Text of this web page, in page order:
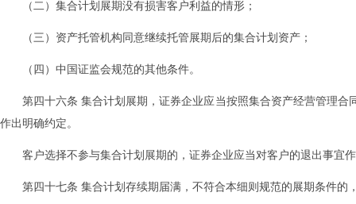
（二）集合计划展期没有损害客户利益的情形；
（三）资产托管机构同意继续托管展期后的集合计划资产；
（四）中国证监会规范的其他条件。
第四十六条 集合计划展期，证券企业应当按照集合资产经营管理
作出明确约定。
客户选择不参与集合计划展期的，证券企业应当对客户的退出事宜
第四十七条 集合计划存续期届满，不符合本细则规范的展期条件的